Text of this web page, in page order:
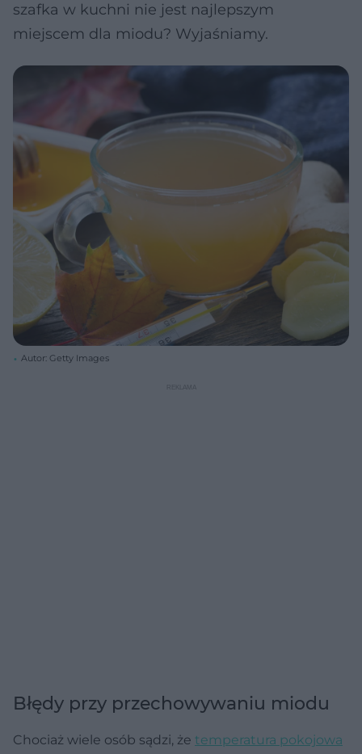
szafka w kuchni nie jest najlepszym
miejscem dla miodu? Wyjaśniamy.
Autor: Getty Images
Błędy przy przechowywaniu miodu
Chociaż wiele osób sądzi, że temperatura pokojowa